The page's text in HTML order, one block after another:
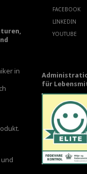
in
FACEBOOK
LINKEDIN
YOUTUBE
für